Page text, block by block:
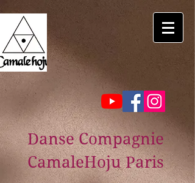
Danse Compagnie
CamaleHoju Paris